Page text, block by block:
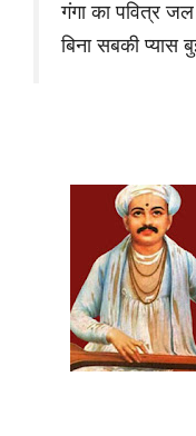
गंगा का पवित्र
बिना सबकी प्यास